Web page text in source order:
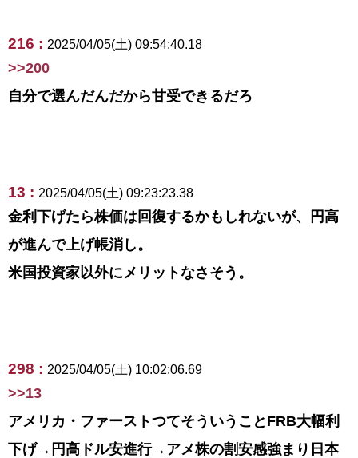
216 : 2025/04/05(土) 09:54:40.18
>>200
自分で選んだんだから甘受できるだろ
13 : 2025/04/05(土) 09:23:23.38
金利下げたら株価は回復するかもしれないが、円高
が進んで上げ帳消し。
米国投資家以外にメリットなさそう。
298 : 2025/04/05(土) 10:02:06.69
>>13
アメリカ・ファーストつてそういうことFRB大幅利
下げ→円高ドル安進行→アメ株の割安感強まり日本